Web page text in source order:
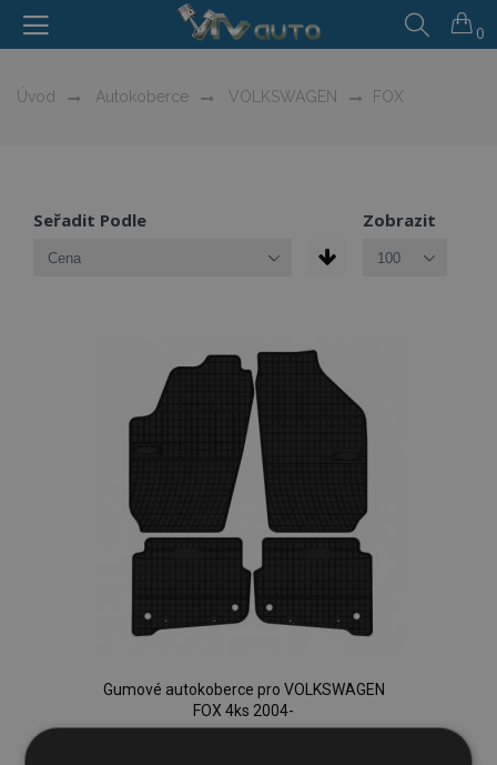
0
Úvod Autokoberce VOLKSWAGEN FOX
Seřadit Podle Zobrazit
Gumové autokoberce pro VOLKSWAGEN
FOX 4ks 2004-